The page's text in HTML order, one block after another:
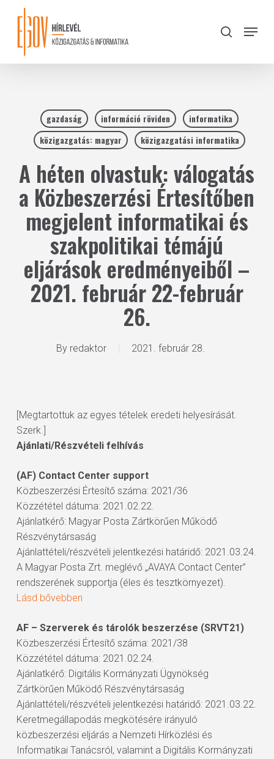
content
search
Menu
gazdaság információ röviden
informatika
közigazgatás: magyar
közigazgatási informatika
A héten olvastuk: válogatás
a Közbeszerzési Értesítőben
megjelent informatikai és
szakpolitikai témájú
eljárások eredményeiből –
2021. február 22-február
26.
By redaktor 2021. február 28.
[Megtartottuk az egyes tételek eredeti helyesírását.
Szerk.]
Ajánlati/Részvételi felhívás
(AF) Contact Center support
Közbeszerzési Értesítő száma: 2021/36
Közzététel dátuma: 2021.02.22.
Ajánlatkérő: Magyar Posta Zártkörűen Működő
Részvénytársaság
Ajánlattételi/részvételi jelentkezési határidő: 2021.03.24.
A Magyar Posta Zrt. meglévő „AVAYA Contact Center”
rendszerének supportja (éles és tesztkörnyezet).
Lásd bővebben
AF – Szerverek és tárolók beszerzése (SRVT21)
Közbeszerzési Értesítő száma: 2021/38
Közzététel dátuma: 2021.02.24.
Ajánlatkérő: Digitális Kormányzati Ügynökség
Zártkörűen Működő Részvénytársaság
Ajánlattételi/részvételi jelentkezési határidő: 2021.03.22.
Keretmegállapodás megkötésére irányuló
közbeszerzési eljárás a Nemzeti Hírközlési és
Informatikai Tanácsról, valamint a Digitális Kormányzati
Close